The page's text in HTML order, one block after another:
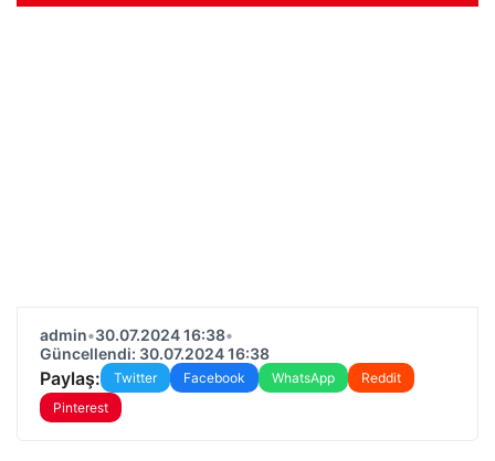
admin•30.07.2024 16:38•
Güncellendi: 30.07.2024 16:38
Paylaş: Twitter Facebook WhatsApp
Reddit
Pinterest